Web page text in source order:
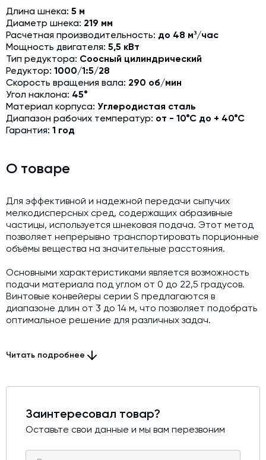
Доставка, шеф-монтаж и пуско-наладка и обучение
Автоматизированные системы управления (АСУ ТП) любой
сложности
Подбор и поставка комплектующих под любой завод
Экспертиза промышленной безопасности
Технический аудит бетонных заводов и производств
Длина шнека: 5 м
Диаметр шнека: 219 мм
Расчетная производительность: до 48 м³/час
Мощность двигателя: 5,5 кВт
Тип редуктора: Соосный цилиндрический
Редуктор: 1000/1:5/28
Скорость вращения вала: 290 об/мин
Угол наклона: 45°
Материал корпуса: Углеродистая сталь
Диапазон рабочих температур: от - 10°С до + 40°С
Гарантия: 1 год
О товаре
Для эффективной и надежной передачи сыпучих
мелкодисперсных сред, содержащих абразивные
частицы, используется шнековая подача. Этот метод
позволяет непрерывно транспортировать порционные
объёмы вещества на значительные расстояния.
Основными характеристиками является возможность
подачи материала под углом от 0 до 22,5 градусов.
Винтовые конвейеры серии S предлагаются в
диапазоне длин от 3 до 14 м, что позволяет подобрать
оптимальное решение для различных задач.
мощность от 4 до 7,5 кВт, обеспечивая высокую
обслуживания. Подшипниковый узел, отличающийся
отсутствие проникновения перекачиваемых сред
даже при длительной эксплуатации винтового
Читать подробнее
Заинтересовал товар?
Оставьте свои данные и мы вам перезвоним